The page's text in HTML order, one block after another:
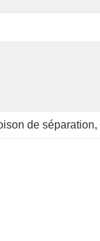
de séparation,